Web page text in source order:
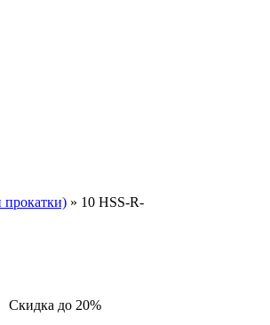
прокатки) » 10 HSS-R-
Скидка до 20%